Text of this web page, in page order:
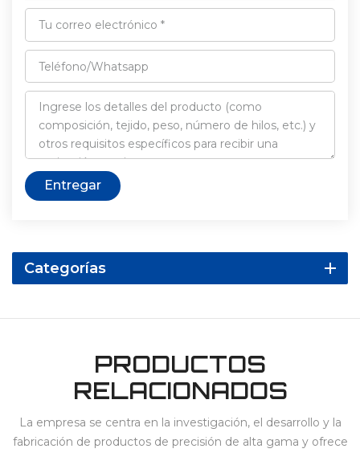
Entregar
Categorías
PRODUCTOS
RELACIONADOS
La empresa se centra en la investigación, el desarrollo y la
fabricación de productos de precisión de alta gama y ofrece